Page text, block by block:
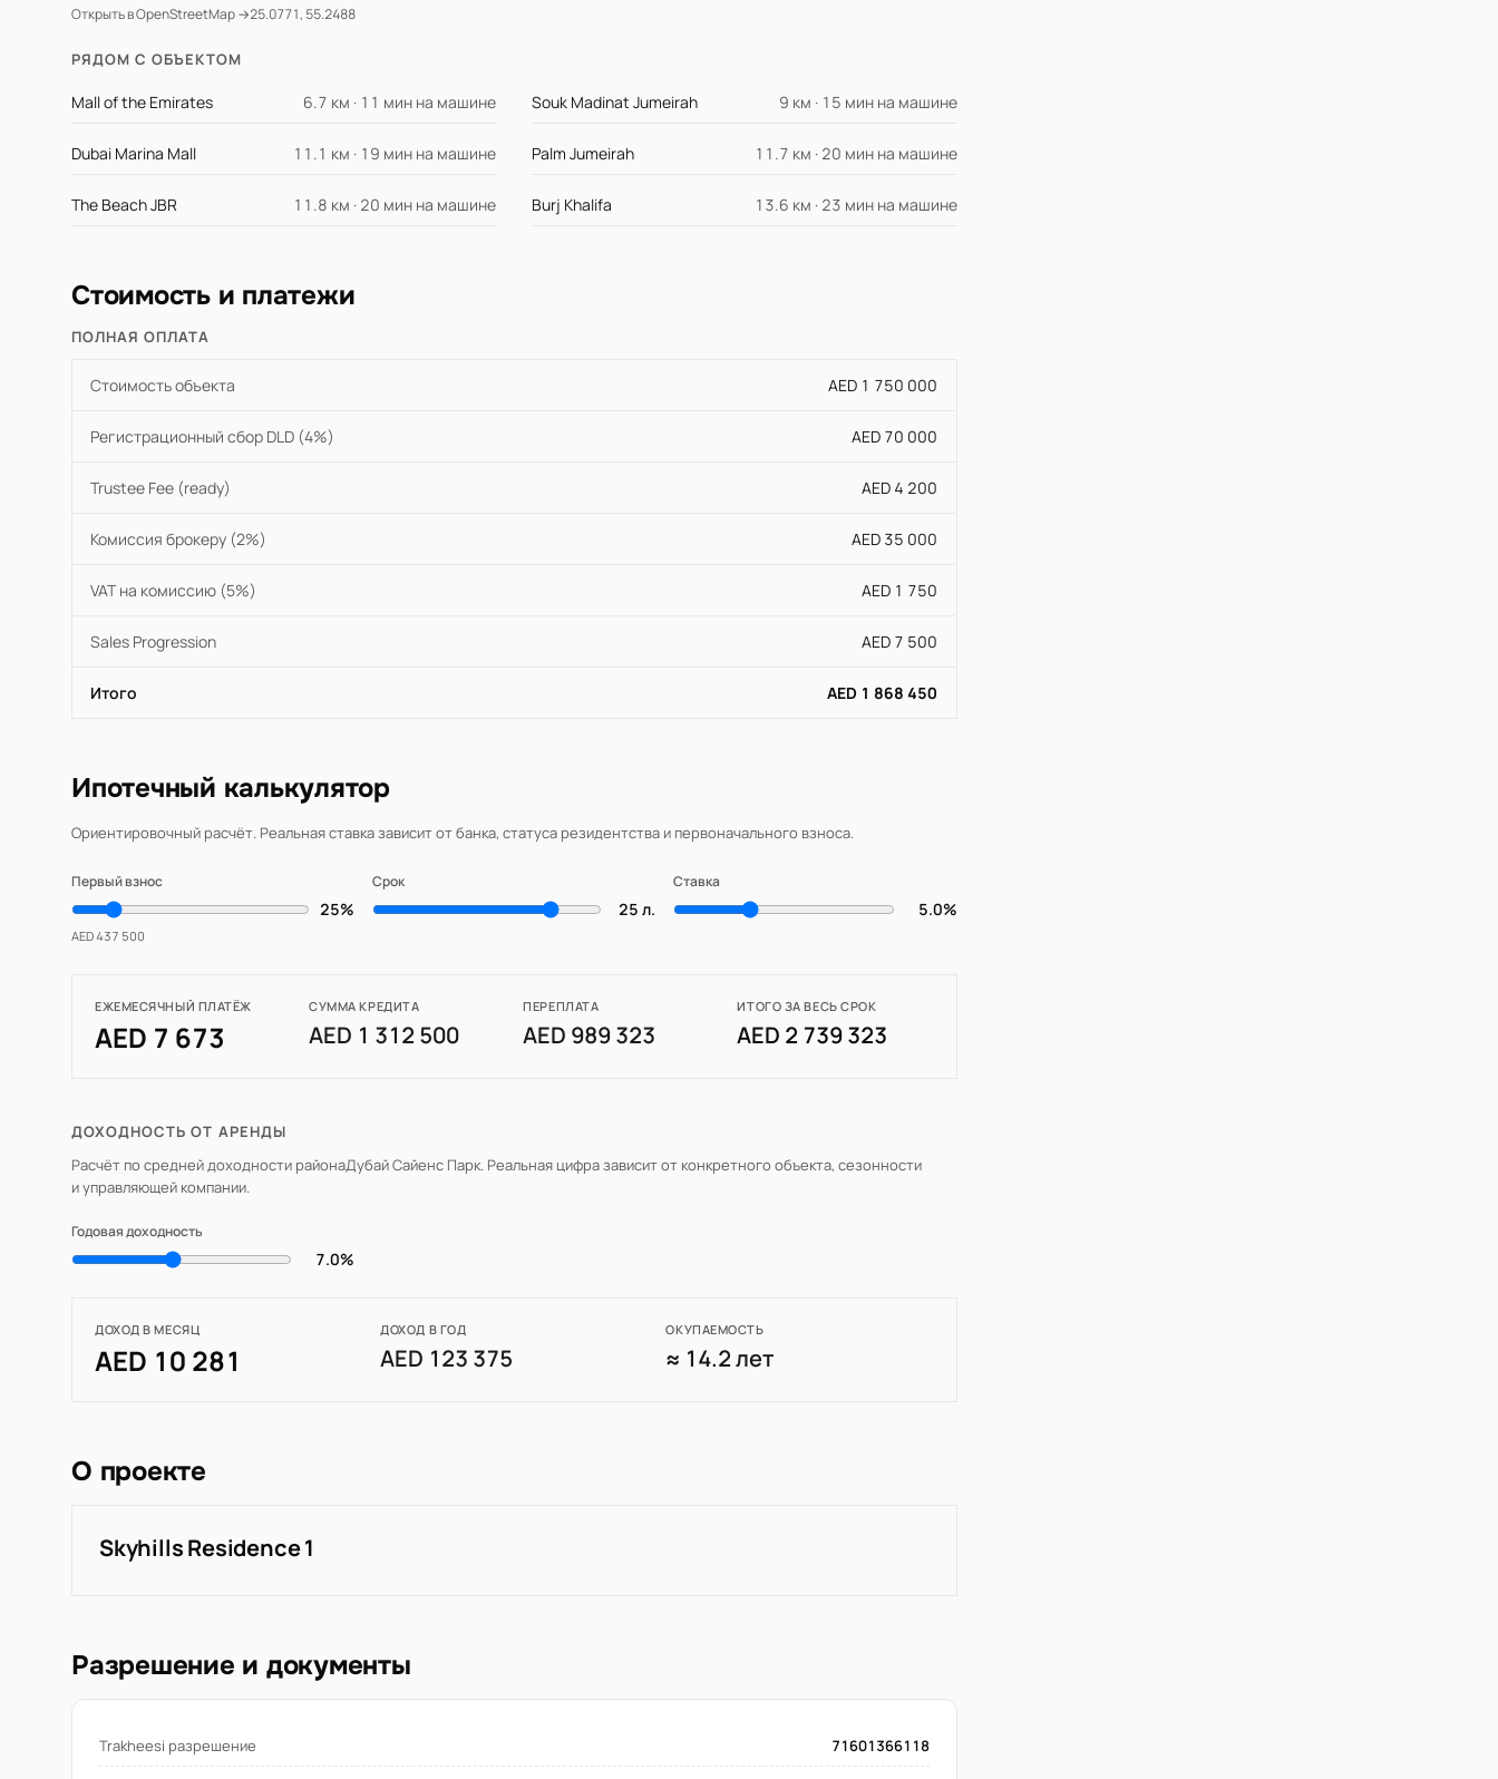
Открыть в OpenStreetMap →25.0771, 55.2488
РЯДОМ С ОБЪЕКТОМ
Mall of the Emirates 6.7 км · 11 мин на машине Souk Madinat Jumeirah 9 км · 15 мин на машине
Dubai Marina Mall 11.1 км · 19 мин на машине Palm Jumeirah 11.7 км · 20 мин на машине
The Beach JBR 11.8 км · 20 мин на машине Burj Khalifa 13.6 км · 23 мин на машине
Стоимость и платежи
ПОЛНАЯ ОПЛАТА
Стоимость объекта AED 1 750 000
Регистрационный сбор DLD (4%) AED 70 000
Trustee Fee (ready) AED 4 200
Комиссия брокеру (2%) AED 35 000
VAT на комиссию (5%) AED 1 750
Sales Progression AED 7 500
Итого AED 1 868 450
Ипотечный калькулятор
Ориентировочный расчёт. Реальная ставка зависит от банка, статуса резидентства и первоначального взноса.
Первый взнос
25%
AED 437 500
Срок
25 л.
Ставка
5.0%
ЕЖЕМЕСЯЧНЫЙ ПЛАТЁЖ
AED 7 673
СУММА КРЕДИТА
AED 1 312 500
ПЕРЕПЛАТА
AED 989 323
ИТОГО ЗА ВЕСЬ СРОК
AED 2 739 323
ДОХОДНОСТЬ ОТ АРЕНДЫ
Расчёт по средней доходности районаДубай Сайенс Парк. Реальная цифра зависит от конкретного объекта, сезонности
и управляющей компании.
Годовая доходность
7.0%
ДОХОД В МЕСЯЦ
AED 10 281
ДОХОД В ГОД
AED 123 375
ОКУПАЕМОСТЬ
≈ 14.2 лет
О проекте
Skyhills Residence 1
Разрешение и документы
Trakheesi разрешение
71601366118